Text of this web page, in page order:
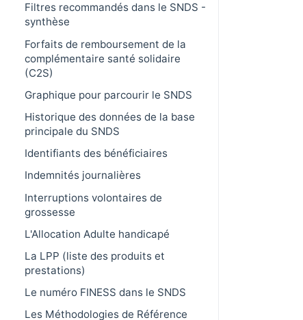
Filtres recommandés dans le SNDS -
synthèse
Forfaits de remboursement de la
complémentaire santé solidaire
(C2S)
Graphique pour parcourir le SNDS
Historique des données de la base
principale du SNDS
Identifiants des bénéficiaires
Indemnités journalières
Interruptions volontaires de
grossesse
L'Allocation Adulte handicapé
La LPP (liste des produits et
prestations)
Le numéro FINESS dans le SNDS
Les Méthodologies de Référence